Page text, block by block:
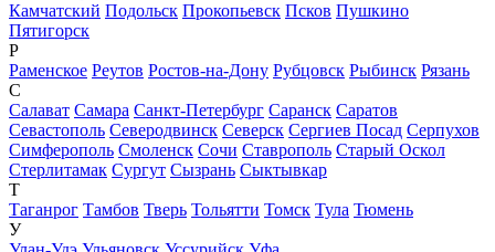
Камчатский Подольск Прокопьевск Псков Пушкино
Пятигорск
Р
Раменское Реутов Ростов-на-Дону Рубцовск Рыбинск Рязань
С
Салават Самара Санкт-Петербург Саранск Саратов
Севастополь Северодвинск Северск Сергиев Посад Серпухов
Симферополь Смоленск Сочи Ставрополь Старый Оскол
Стерлитамак Сургут Сызрань Сыктывкар
Т
Таганрог Тамбов Тверь Тольятти Томск Тула Тюмень
У